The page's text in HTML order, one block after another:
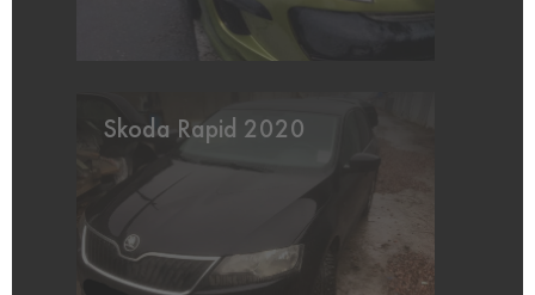
Skoda Rapid 2020